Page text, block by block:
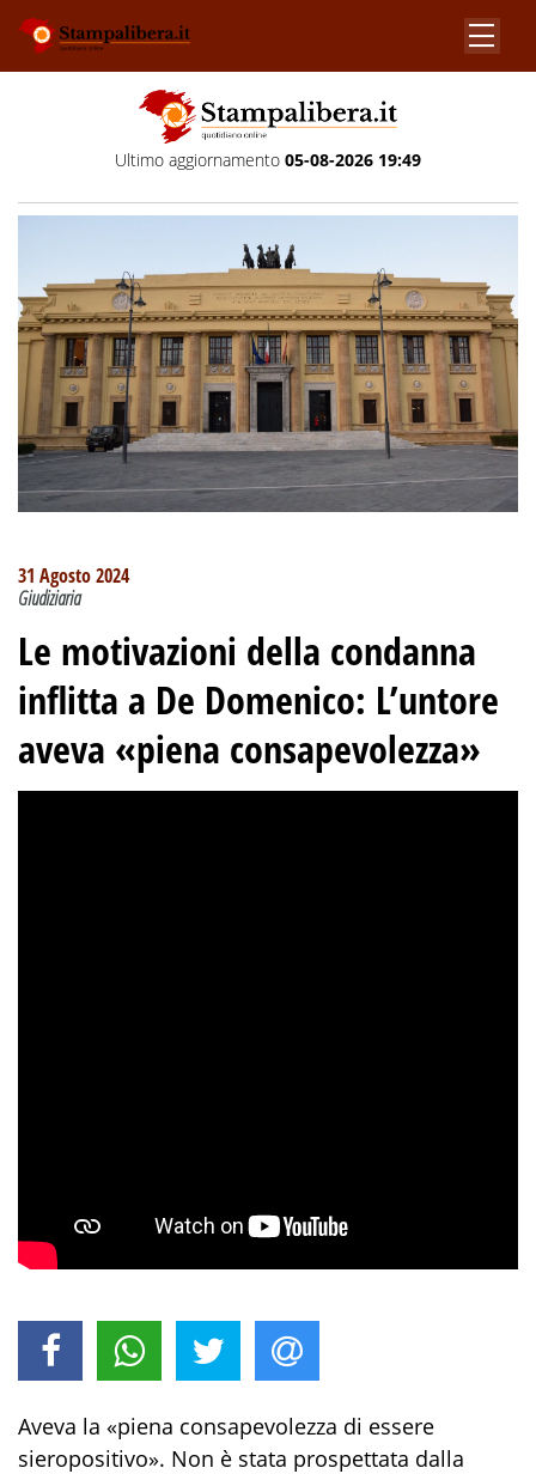
Ultimo aggiornamento 05-08-2026 19:49
31 Agosto 2024
Giudiziaria
Le motivazioni della condanna
inflitta a De Domenico: L’untore
aveva «piena consapevolezza»
Aveva la «piena consapevolezza di essere
sieropositivo». Non è stata prospettata dalla